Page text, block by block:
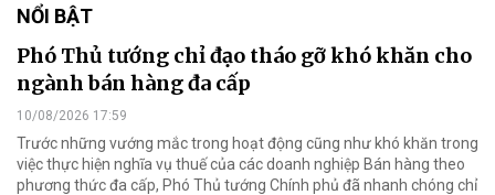
NỔI BẬT
Phó Thủ tướng chỉ đạo tháo gỡ khó khăn cho
ngành bán hàng đa cấp
10/08/2026 17:59
Trước những vướng mắc trong hoạt động cũng như khó khăn trong
việc thực hiện nghĩa vụ thuế của các doanh nghiệp Bán hàng theo
phương thức đa cấp, Phó Thủ tướng Chính phủ đã nhanh chóng chỉ